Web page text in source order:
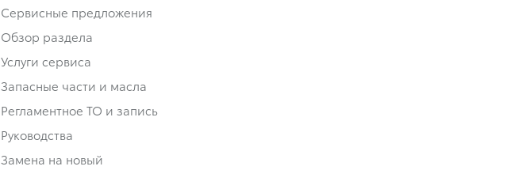
Сервисные предложения
Обзор раздела
Услуги сервиса
Запасные части и масла
Регламентное ТО и запись
Руководства
Замена на новый